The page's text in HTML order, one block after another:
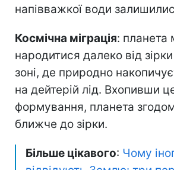
напівважкої води
Космічна міграція: планета
народитися далеко від
зоні, де природно
на дейтерій лід. Вхопивши
формування, планета
ближче до зірки.
Більше цікавого: Чому